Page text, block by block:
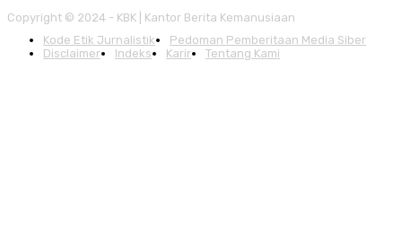
Copyright © 2024 - KBK | Kantor Berita Kemanusiaan
Kode Etik Jurnalistik
Pedoman Pemberitaan Media Siber
Disclaimer
Indeks Karir Tentang Kami